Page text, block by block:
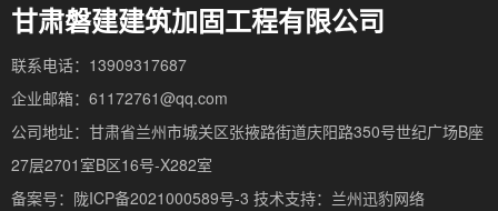
甘肃磐建建筑加固工程有限公司
联系电话：13909317687
企业邮箱：61172761@qq.com
公司地址：甘肃省兰州市城关区张掖路街道庆阳路350号世纪广场B座
27层2701室B区16号-X282室
备案号：陇ICP备2021000589号-3 技术支持： 兰州迅豹网络